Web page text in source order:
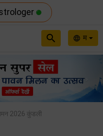
language म
search
2026 कुंडली